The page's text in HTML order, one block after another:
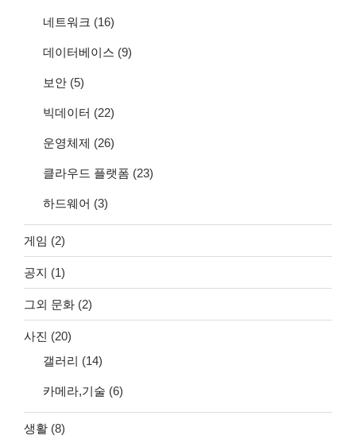
네트워크 (16)
데이터베이스 (9)
보안 (5)
빅데이터 (22)
운영체제 (26)
클라우드 플랫폼 (23)
하드웨어 (3)
게임 (2)
공지 (1)
그외 문화 (2)
사진 (20)
갤러리 (14)
카메라,기술 (6)
생활 (8)